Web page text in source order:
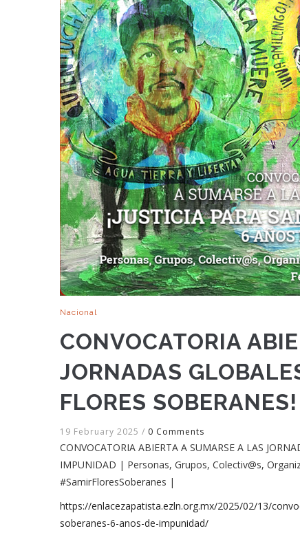
Nacional
CONVOCATORIA
JORNADAS
FLORES
19 February 2025 / 0 Comments
CONVOCATORIA ABIERTA A SUMARSE A LAS
IMPUNIDAD | Personas, Grupos, Colectiv@s,
#SamirFloresSoberanes |
https://enlacezapatista.ezln.org.mx/2025/02/13/
soberanes-6-anos-de-impunidad/